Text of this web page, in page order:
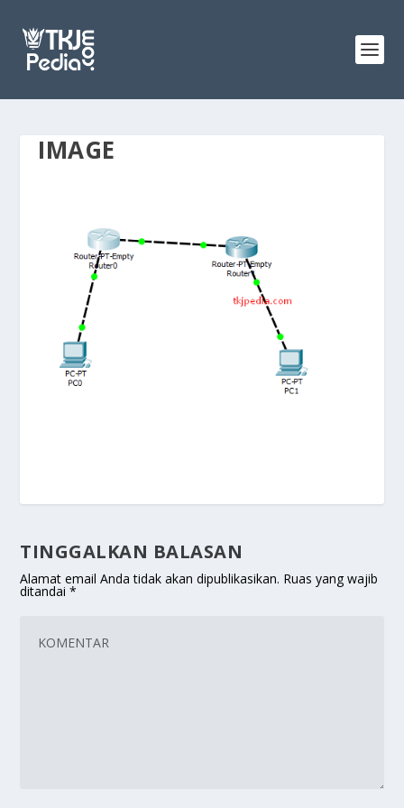
IMAGE
TINGGALKAN BALASAN
Alamat email Anda tidak akan dipublikasikan. Ruas yang wajib
ditandai*